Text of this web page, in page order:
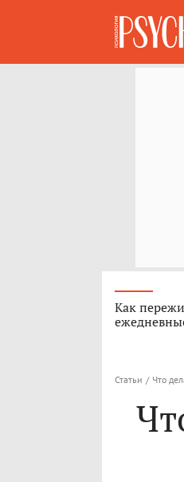
Как
Статьи / Что